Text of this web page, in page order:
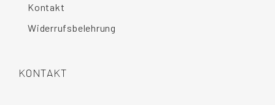
Kontakt
Widerrufsbelehrung
KONTAKT